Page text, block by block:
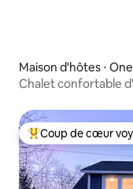
Maison d'hôtes ⋅
Chalet confortable
Coups de cœur
Coup de cœur